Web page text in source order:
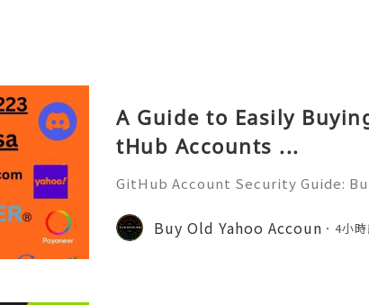
A Guide to Easily
tHub Accounts ...
GitHub Account Security Guide:
d's leading platforms for
ration. Millions of develo
Buy Old Yahoo Accoun 4小